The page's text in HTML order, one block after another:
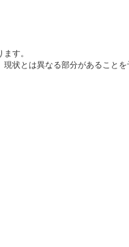
す。
状とは異なる部分があることを